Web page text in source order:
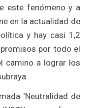
este fenómeno y a
en la actualidad de
y hay casi 1,2
por todo el
camino a lograr los
‘Neutralidad de